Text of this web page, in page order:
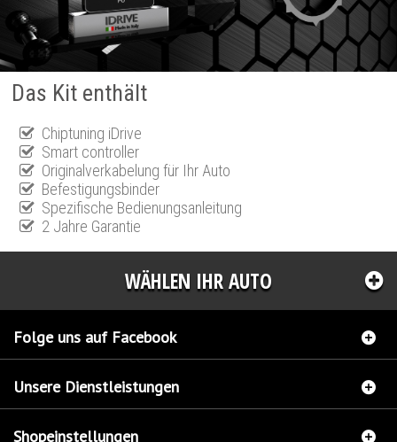
Das Kit enthält
Chiptuning iDrive
Smart controller
Originalverkabelung für Ihr Auto
Befestigungsbinder
Spezifische Bedienungsanleitung
2 Jahre Garantie
WÄHLEN IHR AUTO
Folge uns auf Facebook
Unsere Dienstleistungen
Shopeinstellungen